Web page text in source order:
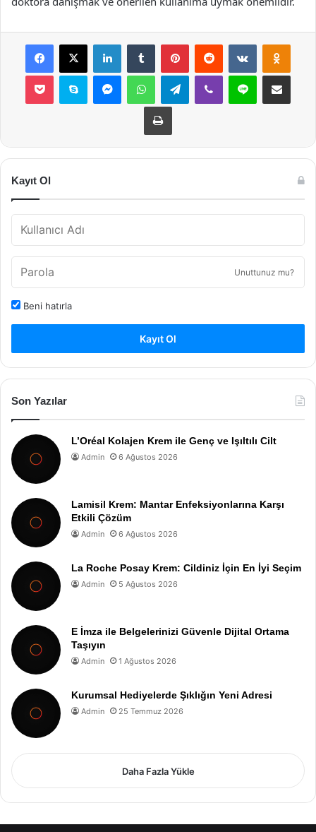
Facebook
X LinkedInTumblr PinterestReddit VKontakte
Pocket Skype MessengerWhatsAppTelegramViber Line E-Posta ile
Yazdır
Kayıt Ol
Unuttunuz mu?
Beni hatırla
Kayıt Ol
Son Yazılar
L’Oréal Kolajen Krem ile Genç ve Işıltılı Cilt
Admin 6 Ağustos 2026
Lamisil Krem: Mantar Enfeksiyonlarına Karşı
Etkili Çözüm
Admin 6 Ağustos 2026
La Roche Posay Krem: Cildiniz İçin En İyi Seçim
Admin 5 Ağustos 2026
E İmza ile Belgelerinizi Güvenle Dijital Ortama
Taşıyın
Admin 1 Ağustos 2026
Kurumsal Hediyelerde Şıklığın Yeni Adresi
Admin 25 Temmuz 2026
Daha Fazla Yükle